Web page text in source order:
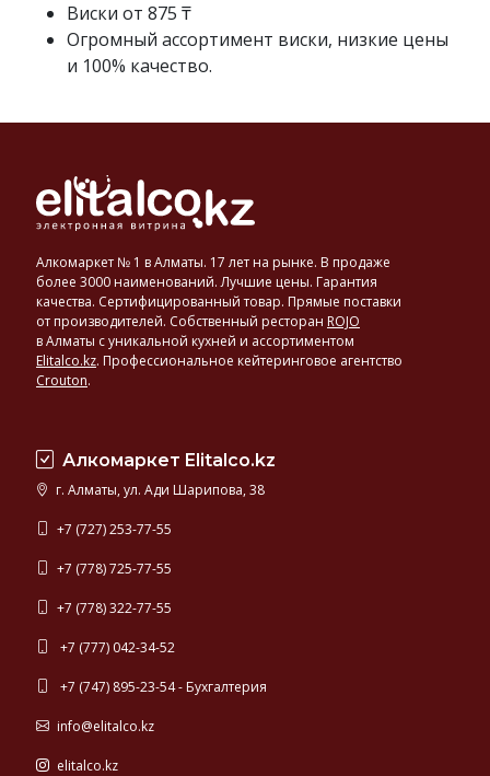
Виски от 875 ₸
Огромный ассортимент виски, низкие цены
и 100% качество.
Алкомаркет № 1 в Алматы. 17 лет на рынке. В продаже
более 3000 наименований. Лучшие цены. Гарантия
качества. Сертифицированный товар. Прямые поставки
от производителей. Собственный ресторан ROJO
в Алматы с уникальной кухней и ассортиментом
Elitalco.kz. Профессиональное кейтеринговое агентство
Crouton.
Алкомаркет Elitalco.kz
г. Алматы, ул. Ади Шарипова, 38
+7 (727) 253-77-55
+7 (778) 725-77-55
+7 (778) 322-77-55
+7 (777) 042-34-52
+7 (747) 895-23-54 - Бухгалтерия
info@elitalco.kz
elitalco.kz